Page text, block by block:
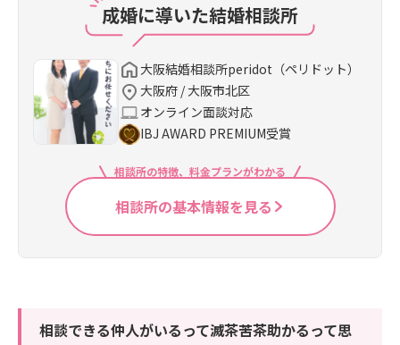
成婚に導いた結婚相談所
大阪結婚相談所peridot（ペリドット）
大阪府 / 大阪市北区
オンライン面談対応
IBJ AWARD PREMIUM受賞
相談所の特徴、料金プランがわかる
相談所の基本情報を見る
相談できる仲人がいるって滅茶苦茶助かるって思